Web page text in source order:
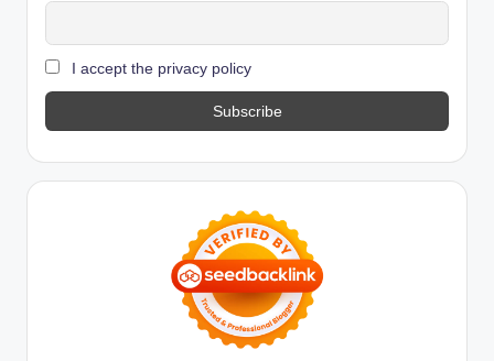
I accept the privacy policy